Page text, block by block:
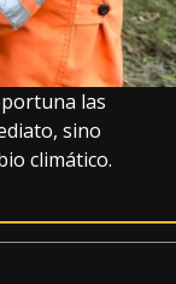
las
sino
climático.